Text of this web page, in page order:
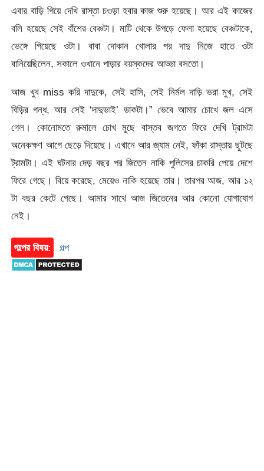
এবার বাড়ি গিয়ে দেখি রাস্তা চওড়া হবার কাজ শুরু হয়েছে। আর এই কাজের
বলি হয়েছে সেই বাঁশের বেঞ্চটা। মাটি থেকে উপড়ে ফেলা হয়েছে বেঞ্চটাকে,
ভেঙ্গে গিয়েছে ওটা। বাবা দোকান খোলার পর দাদু নিজে হাতে ওটা
বানিয়েছিলেন, সকালে ওখানে পাড়ার বয়স্কদের আড্ডা বসতো।
আজ খুব miss করি দাদুকে, সেই হাসি, সেই নির্মল দাড়ি ভরা মুখ, সেই
বিড়ির গন্ধ, আর সেই ‘দাদুভাই’ ডাকটা।” ভেবে আমার চোখে জল এসে
গেল। কোনোমতে রুমালে চোখ মুছে বাস্তব জগতে ফিরে দেখি ট্রামটা
অনেকক্ষণ আগে ছেড়ে দিয়েছে। এখানে আর জ্যাম নেই, ফাঁকা রাস্তায় ছুটছে
ট্রামটা। এই ঘটনার দেড় বছর পর জিতেন নাকি পুলিসের চাকরি পেয়ে দেশে
ফিরে গেছে। বিয়ে করেছে, মেয়েও নাকি হয়েছে তার। তারপর আজ, আর ১২
টা বছর কেটে গেছে। আমার সাথে আজ জিতেনের আর কোনো যোগাযোগ
নেই।
গল্পের বিষয়: গল্প